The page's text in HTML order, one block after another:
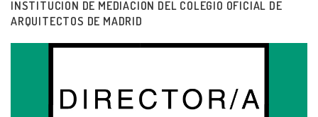
INSTITUCIÓN DE MEDIACIÓN DEL COLEGIO OFICIAL DE
ARQUITECTOS DE MADRID